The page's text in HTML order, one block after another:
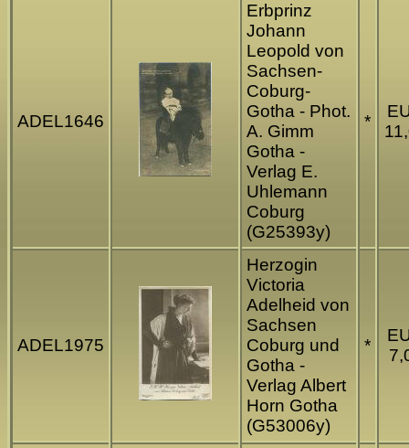
ADEL1646
Erbprinz
Johann
Leopold von
Sachsen-
Coburg-
Gotha - Phot.
A. Gimm
Gotha -
Verlag E.
Uhlemann
Coburg
(G25393y)
*
ADEL1975
Herzogin
Victoria
Adelheid von
Sachsen
Coburg und
Gotha -
Verlag Albert
Horn Gotha
(G53006y)
*